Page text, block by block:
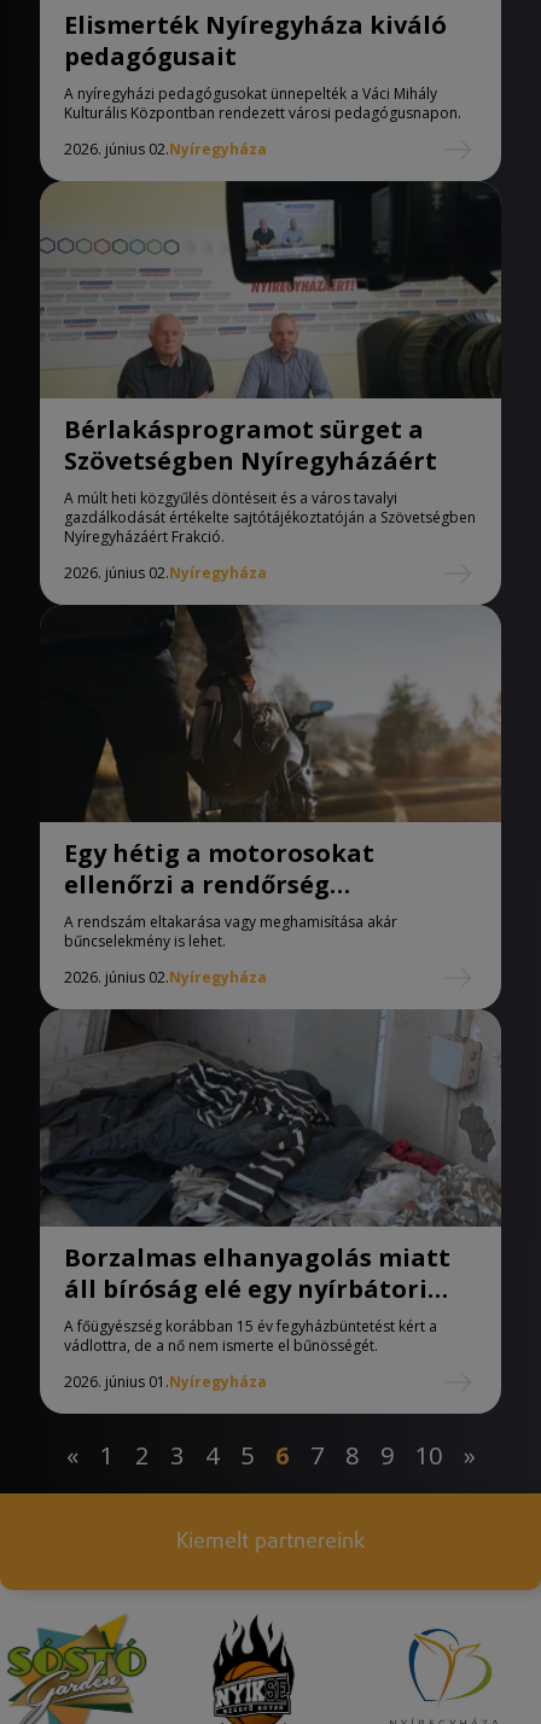
Elismerték Nyíregyháza kiváló
pedagógusait
A nyíregyházi pedagógusokat ünnepelték a Váci Mihály
Kulturális Központban rendezett városi pedagógusnapon.
2026. június 02.Nyíregyháza
Bérlakásprogramot sürget a
Szövetségben Nyíregyházáért
A múlt heti közgyűlés döntéseit és a város tavalyi
gazdálkodását értékelte sajtótájékoztatóján a Szövetségben
Nyíregyházáért Frakció.
2026. június 02.Nyíregyháza
Egy hétig a motorosokat
ellenőrzi a rendőrség
Szabolcsban
A rendszám eltakarása vagy meghamisítása akár
bűncselekmény is lehet.
2026. június 02.Nyíregyháza
Borzalmas elhanyagolás miatt
áll bíróság elé egy nyírbátori
anya
A főügyészség korábban 15 év fegyházbüntetést kért a
vádlottra, de a nő nem ismerte el bűnösségét.
2026. június 01.Nyíregyháza
« 1 2 3 4 5 6 7 8 9 10 »
Kiemelt partnereink